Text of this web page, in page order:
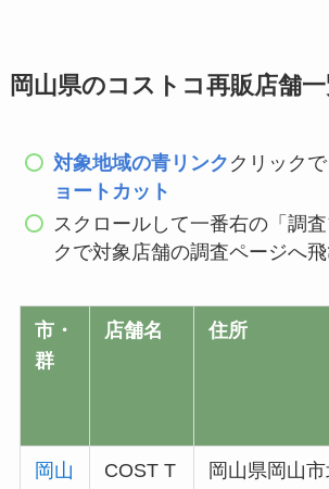
岡山県のコストコ再販店舗
対象地域の青リンク クリック
ョートカット
スクロールして一番右の「調
クで対象店舗の調査ページへ
市・
群
店舗名 住所
岡山
COST T
岡山県岡山